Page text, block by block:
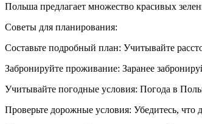
Польша предлагает множество красивых
Советы для планирования:
Составьте подробный план: Учитывайте
Забронируйте проживание: Заранее
Учитывайте погодные условия: Погода в
Проверьте дорожные условия: Убедитесь,